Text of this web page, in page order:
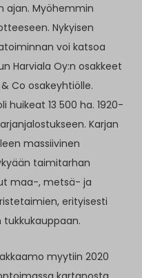
ajan. Myöhemmin
Nykyisen
voi katsoa
Harviala Oy:n osakkeet
Co osakeyhtiölle.
huikeat 13 500 ha. 1920-
Karjan
massiivinen
taimitarhan
maa-, metsä- ja
erityisesti
myytiin 2020